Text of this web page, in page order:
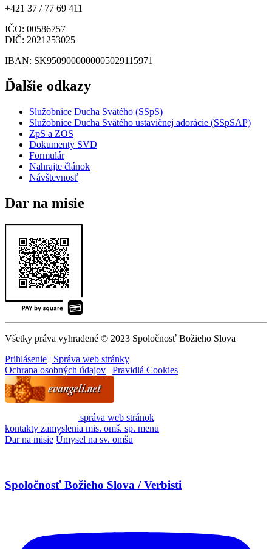
+421 37 / 77 69 411
IČO: 00586757
DIČ: 2021253025
IBAN: SK9509000000005029115971
Ďalšie odkazy
Služobnice Ducha Svätého (SSpS)
Služobnice Ducha Svätého ustavičnej adorácie (SSpSAP)
ZpS a ZOS
Dokumenty SVD
Formulár
Nahrajte článok
Návštevnosť
Dar na misie
Všetky práva vyhradené © 2023 Spoločnosť Božieho Slova
Prihlásenie | Správa web stránky
Ochrana osobných údajov | Pravidlá Cookies
správa web stránok
kontakty zamyslenia mis. omš. sp. menu
Dar na misie Úmysel na sv. omšu
Spoločnosť Božieho Slova / Verbisti